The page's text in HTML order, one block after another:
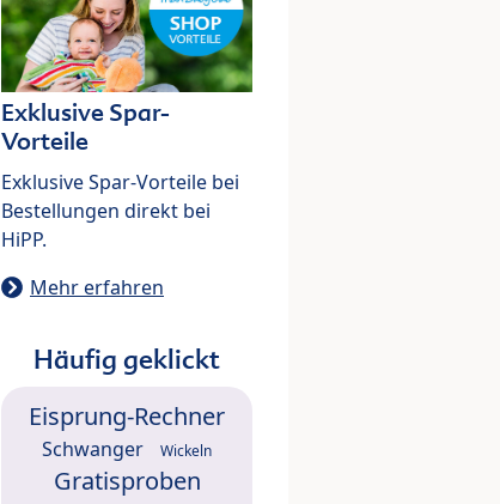
Exklusive Spar-
Vorteile
Exklusive Spar-Vorteile bei
Bestellungen direkt bei
HiPP.
Mehr erfahren
Häufig geklickt
Eisprung-Rechner
Schwanger Wickeln
Gratisproben